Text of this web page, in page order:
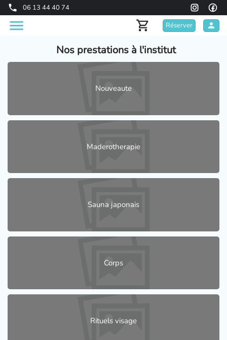
06 13 44 40 74
Réserver
Nos prestations à l'institut
Nouveaute
Maderotherapie
Sauna japonais
Corps
Rituels visage